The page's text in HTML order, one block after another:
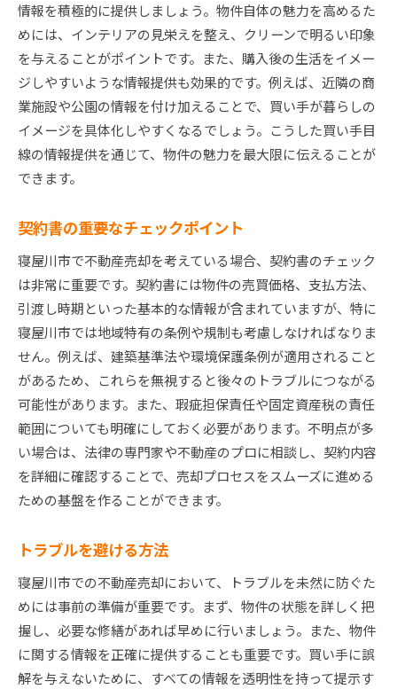
情報を積極的に提供しましょう。物件自体の魅力を高めるた
めには、インテリアの見栄えを整え、クリーンで明るい印象
を与えることがポイントです。また、購入後の生活をイメー
ジしやすいような情報提供も効果的です。例えば、近隣の商
業施設や公園の情報を付け加えることで、買い手が暮らしの
イメージを具体化しやすくなるでしょう。こうした買い手目
線の情報提供を通じて、物件の魅力を最大限に伝えることが
できます。
契約書の重要なチェックポイント
寝屋川市で不動産売却を考えている場合、契約書のチェック
は非常に重要です。契約書には物件の売買価格、支払方法、
引渡し時期といった基本的な情報が含まれていますが、特に
寝屋川市では地域特有の条例や規制も考慮しなければなりま
せん。例えば、建築基準法や環境保護条例が適用されること
があるため、これらを無視すると後々のトラブルにつながる
可能性があります。また、瑕疵担保責任や固定資産税の責任
範囲についても明確にしておく必要があります。不明点が多
い場合は、法律の専門家や不動産のプロに相談し、契約内容
を詳細に確認することで、売却プロセスをスムーズに進める
ための基盤を作ることができます。
トラブルを避ける方法
寝屋川市での不動産売却において、トラブルを未然に防ぐた
めには事前の準備が重要です。まず、物件の状態を詳しく把
握し、必要な修繕があれば早めに行いましょう。また、物件
に関する情報を正確に提供することも重要です。買い手に誤
解を与えないために、すべての情報を透明性を持って提示す